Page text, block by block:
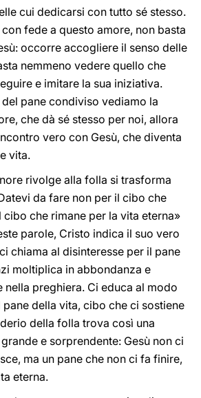
cui dedicarsi con tutto sé stesso.
fede a questo amore, non basta
occorre accogliere il senso delle
nemmeno vedere quello che
e imitare la sua iniziativa.
pane condiviso vediamo la
che dà sé stesso per noi, allora
vero con Gesù, che diventa
vita.
rivolge alla folla si trasforma
da fare non per il cibo che
cibo che rimane per la vita eterna»
parole, Cristo indica il suo vero
chiama al disinteresse per il pane
moltiplica in abbondanza e
nella preghiera. Ci educa al modo
della vita, cibo che ci sostiene
della folla trova così una
e sorprendente: Gesù non ci
ma un pane che non ci fa finire,
eterna.